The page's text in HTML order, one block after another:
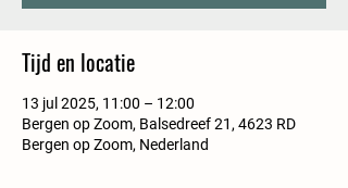
Tijd en locatie
13 jul 2025, 11:00 – 12:00
Bergen op Zoom, Balsedreef 21, 4623 RD
Bergen op Zoom, Nederland